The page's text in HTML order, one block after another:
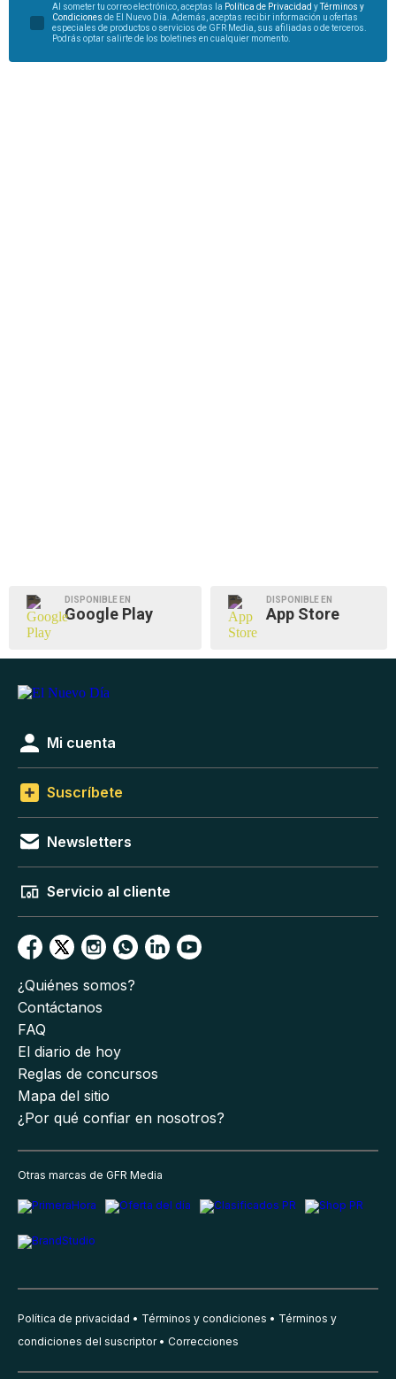
Al someter tu correo electrónico, aceptas la Política de Privacidad yTérminos y
Condiciones de El Nuevo Día. Además, aceptas recibir información u ofertas
especiales de productos o servicios de GFR Media, sus afiliadas o de terceros.
Podrás optar salirte de los boletines en cualquier momento.
DISPONIBLE EN
Google Play
DISPONIBLE EN
App Store
Mi cuenta
Suscríbete
Newsletters
Servicio al cliente
¿Quiénes somos?
Contáctanos
FAQ
El diario de hoy
Reglas de concursos
Mapa del sitio
¿Por qué confiar en nosotros?
Otras marcas de GFR Media
Política de privacidad Términos y condiciones
Términos y
condiciones del suscriptor
Correcciones